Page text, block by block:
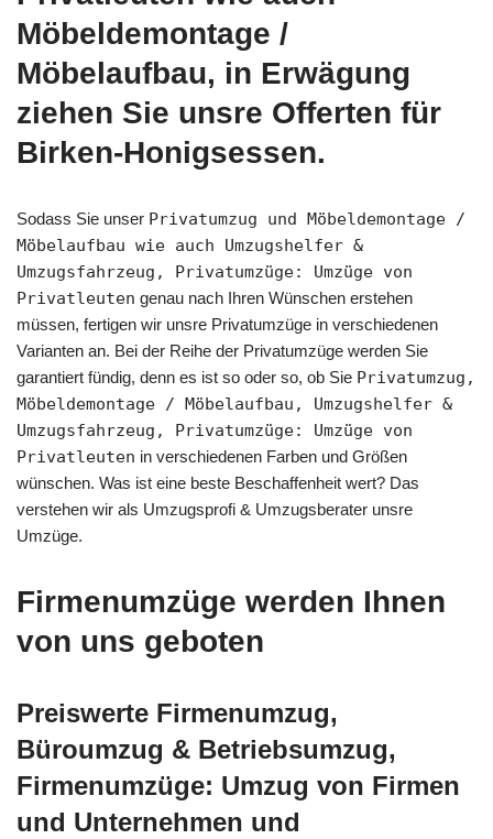
Möbeldemontage /
Möbelaufbau, in Erwägung
ziehen Sie unsre Offerten für
Birken-Honigsessen.
Sodass Sie unser Privatumzug und Möbeldemontage /
Möbelaufbau wie auch Umzugshelfer &
Umzugsfahrzeug, Privatumzüge: Umzüge von
Privatleuten genau nach Ihren Wünschen erstehen
müssen, fertigen wir unsre Privatumzüge in verschiedenen
Varianten an. Bei der Reihe der Privatumzüge werden Sie
garantiert fündig, denn es ist so oder so, ob Sie Privatumzug,
Möbeldemontage / Möbelaufbau, Umzugshelfer &
Umzugsfahrzeug, Privatumzüge: Umzüge von
Privatleuten in verschiedenen Farben und Größen
wünschen. Was ist eine beste Beschaffenheit wert? Das
verstehen wir als Umzugsprofi & Umzugsberater unsre
Umzüge.
Firmenumzüge werden Ihnen
von uns geboten
Preiswerte Firmenumzug,
Büroumzug & Betriebsumzug,
Firmenumzüge: Umzug von Firmen
und Unternehmen und